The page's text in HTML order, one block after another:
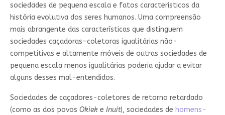
sociedades de pequena escala e fatos característicos da
história evolutiva dos seres humanos. Uma compreensão
mais abrangente das características que distinguem
sociedades caçadoras-coletoras igualitárias não-
competitivas e altamente móveis de outras sociedades de
pequena escala menos igualitárias poderia ajudar a evitar
alguns desses mal-entendidos.
Sociedades de caçadores-coletores de retorno retardado
(como as dos povos Okiek e Inuit), sociedades de homens-